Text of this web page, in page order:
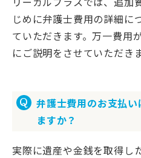
じめに弁護士費用の詳細に
ていただきます。万一費用
にご説明をさせていただきま
弁護士費用のお支払
ますか？
実際に遺産や金銭を取得し